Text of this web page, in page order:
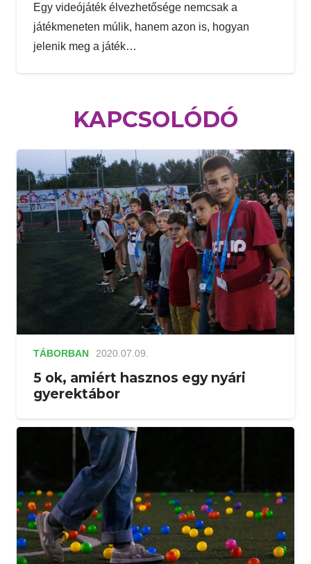
Egy videójáték élvezhetősége nemcsak a
játékmeneten múlik, hanem azon is, hogyan
jelenik meg a játék…
KAPCSOLÓDÓ
TÁBORBAN 2020.07.09.
5 ok, amiért hasznos egy nyári
gyerektábor